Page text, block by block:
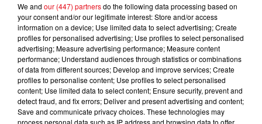
We and our (447) partnersdo the following data processing based on
your consent and/or our legitimate interest: Store and/or access
information on a device; Use limited data to select advertising; Create
profiles for personalised advertising; Use profiles to select personalised
advertising; Measure advertising performance; Measure content
performance; Understand audiences through statistics or combinations
of data from different sources; Develop and improve services; Create
profiles to personalise content; Use profiles to select personalised
content; Use limited data to select content; Ensure security, prevent and
detect fraud, and fix errors; Deliver and present advertising and content;
Save and communicate privacy choices. These technologies may
process personal data such as IP address and browsing data to offer